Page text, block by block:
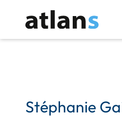
Stéphanie